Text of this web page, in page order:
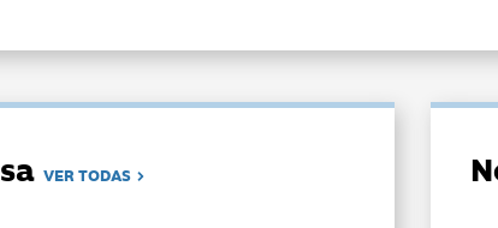
VER TODAS